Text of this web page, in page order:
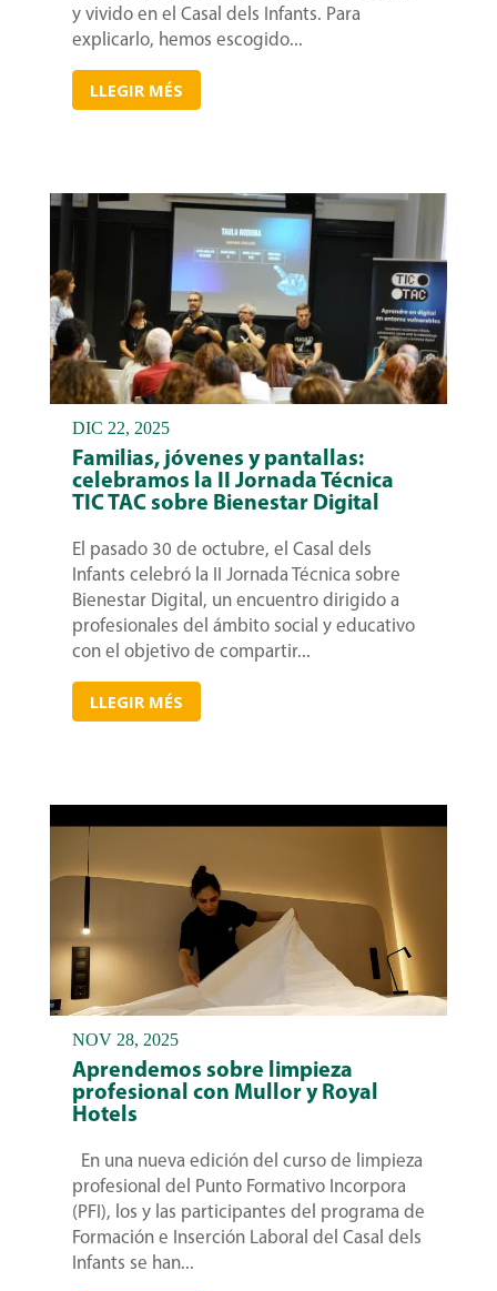
y vivido en el Casal dels Infants. Para
explicarlo, hemos escogido...
LLEGIR MÉS
Familias, jóvenes y pantallas:
celebramos la II Jornada Técnica
TIC TAC sobre Bienestar Digital
El pasado 30 de octubre, el Casal dels
Infants celebró la II Jornada Técnica sobre
Bienestar Digital, un encuentro dirigido a
profesionales del ámbito social y educativo
con el objetivo de compartir...
LLEGIR MÉS
DIC 22, 2025
Aprendemos sobre limpieza
profesional con Mullor y Royal
Hotels
En una nueva edición del curso de limpieza
profesional del Punto Formativo Incorpora
(PFI), los y las participantes del programa de
Formación e Inserción Laboral del Casal dels
Infants se han...
NOV 28, 2025